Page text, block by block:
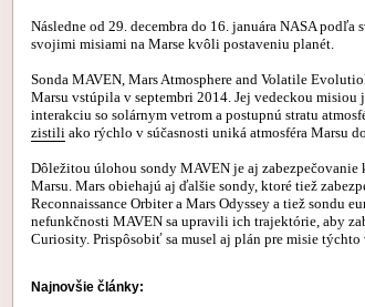
Následne od 29. decembra do 16. januára NASA
svojimi misiami na Marse kvôli postaveniu planét.
Sonda MAVEN, Mars Atmosphere and Volatile
Marsu vstúpila v septembri 2014. Jej vedeckou
interakciu so solárnym vetrom a postupnú stratu
zistili ako rýchlo v súčasnosti uniká atmosféra Marsu
Dôležitou úlohou sondy MAVEN je aj
Marsu. Mars obiehajú aj ďalšie sondy, ktoré tiež
Reconnaissance Orbiter a Mars Odyssey a tiež sondu
nefunkčnosti MAVEN sa upravili ich trajektórie, aby
Curiosity. Prispôsobiť sa musel aj plán pre misie
Najnovšie články: